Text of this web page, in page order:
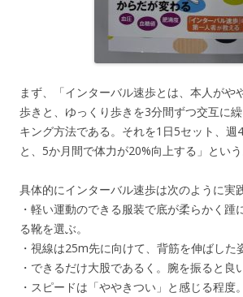
まず、「インターバル速歩とは、本人がや
歩きと、ゆっくり歩きを3分間ずつ交互に
キング方法である。それを1日5セット、週
と、5か月間で体力が20%向上する」という
具体的にインターバル速歩は次のように実
・軽い運動のできる服装で底が柔らかく踵
る靴を選ぶ。
・視線は25m先に向けて、背筋を伸ばした
・できるだけ大股であるく。腕を振ると良い
・スピードは「ややきつい」と感じる程度